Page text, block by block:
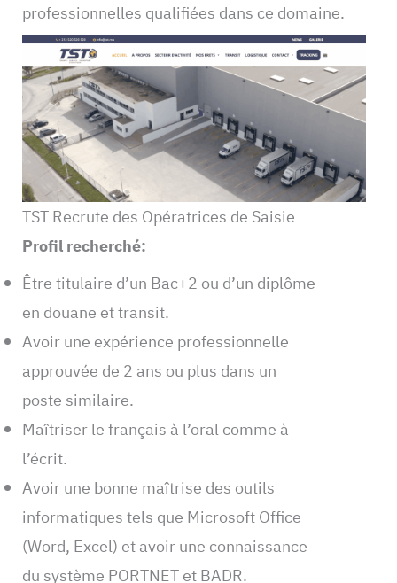
professionnelles qualifiées dans ce domaine.
TST Recrute des Opératrices de Saisie
Profil recherché:
Être titulaire d’un Bac+2 ou d’un diplôme
en douane et transit.
Avoir une expérience professionnelle
approuvée de 2 ans ou plus dans un
poste similaire.
Maîtriser le français à l’oral comme à
l’écrit.
Avoir une bonne maîtrise des outils
informatiques tels que Microsoft Office
(Word, Excel) et avoir une connaissance
du système PORTNET et BADR.